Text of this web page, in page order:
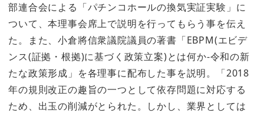
部連合会による「パチンコホールの換気実証実験」に
ついて、本理事会席上で説明を行ってもらう事を伝え
た。また、小倉將信衆議院議員の著書「EBPM(エビデ
ンス(証拠・根拠)に基づく政策立案)とは何か-令和の新
たな政策形成」を各理事に配布した事を説明。「2018
年の規則改正の趣旨の一つとして依存問題に対応する
ため、出玉の削減がとられた。しかし、業界としては